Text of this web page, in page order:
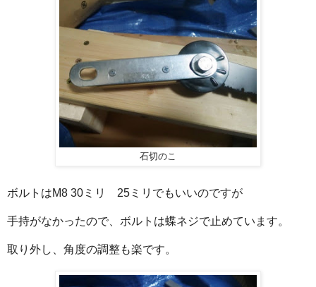
石切のこ
ボルトはM8 30ミリ 25ミリでもいいのですが
手持がなかったので、ボルトは蝶ネジで止めています。
取り外し、角度の調整も楽です。